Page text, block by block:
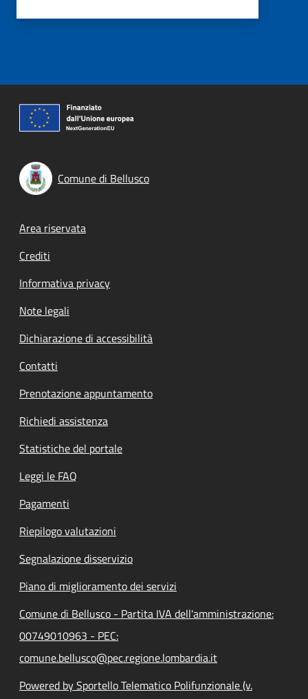
Comune di Bellusco
Footer menu
Area riservata
Crediti
Informativa privacy
Note legali
Dichiarazione di accessibilità
Contatti
Prenotazione appuntamento
Richiedi assistenza
Statistiche del portale
Leggi le FAQ
Pagamenti
Riepilogo valutazioni
Segnalazione disservizio
Piano di miglioramento dei servizi
Comune di Bellusco - Partita IVA dell'amministrazione:
00749010963 - PEC:
comune.bellusco@pec.regione.lombardia.it
Powered by Sportello Telematico Polifunzionale (v.